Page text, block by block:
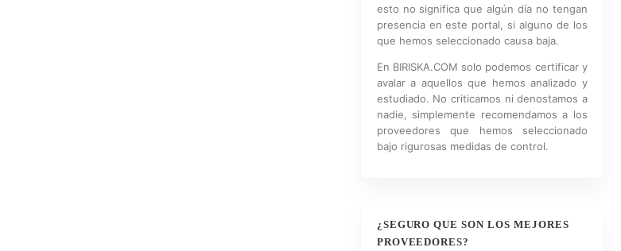
esto no significa que algún día no tengan
presencia en este portal, si alguno de los
que hemos seleccionado causa baja.
En BIRISKA.COM solo podemos certificar y
avalar a aquellos que hemos analizado y
estudiado. No criticamos ni denostamos a
nadie, simplemente recomendamos a los
proveedores que hemos seleccionado
bajo rigurosas medidas de control.
¿SEGURO QUE SON LOS MEJORES
PROVEEDORES?